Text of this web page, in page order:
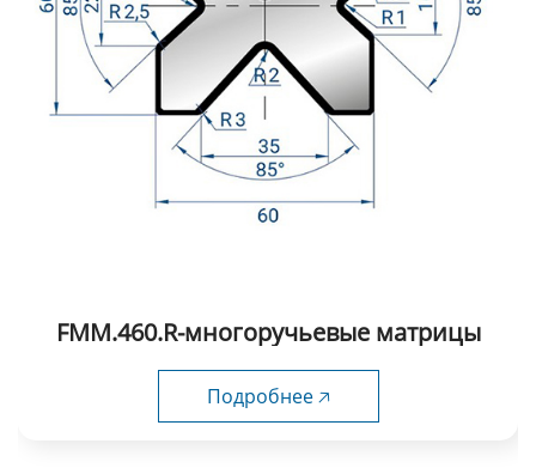
FMM.460.R-многоручьевые матрицы
Подробнее 🡥